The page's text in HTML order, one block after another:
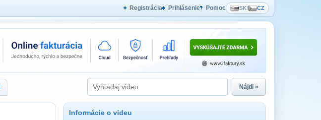
Registrácia Prihlásenie Pomoc SK/ CZ
Nájdi »
Informácie o videu